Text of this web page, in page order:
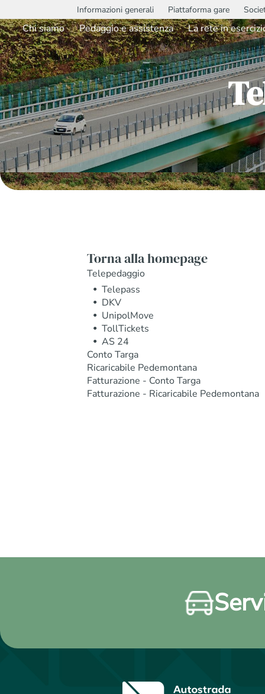
Informazioni generali Piattaforma gare
Chi siamo Pedaggio e assistenza La rete in
Torna alla homepage
Telepedaggio
Telepass
DKV
UnipolMove
TollTickets
AS 24
Conto Targa
Ricaricabile Pedemontana
Fatturazione - Conto Targa
Fatturazione - Ricaricabile Pedemontana